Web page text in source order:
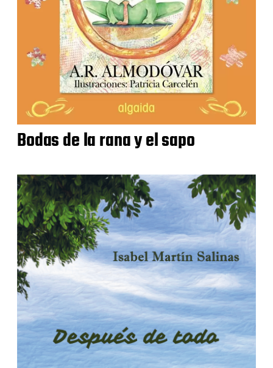
Bodas de la rana y el sapo